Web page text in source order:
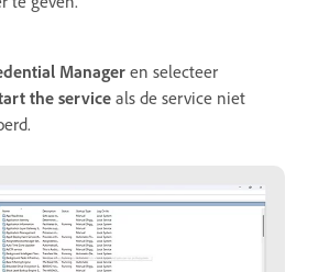
Manager en selecteer
the service als de service niet